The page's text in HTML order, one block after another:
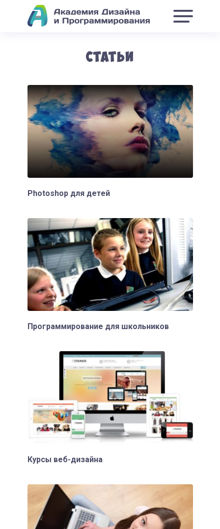
Статьи
Photoshop для детей
Программирование для школьников
Курсы веб-дизайна